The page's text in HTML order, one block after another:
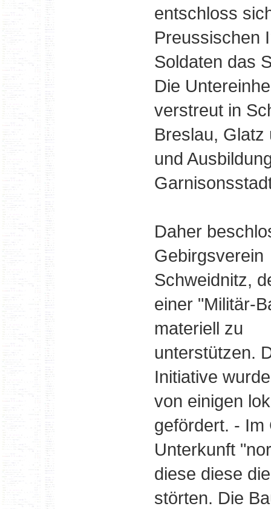
entschloss
Preussischen
Soldaten das
Die
verstreut in
Breslau, Glatz
und
Daher
Gebirgsverein
Schweidnitz,
einer "Militär-
materiell zu
unterstützen.
Initiative
von einigen
gefördert. - Im
Unterkunft
diese diese
störten. Die